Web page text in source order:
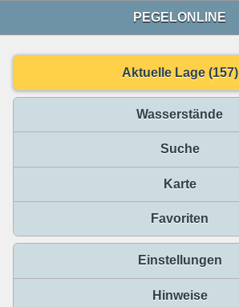
PEGELONLINE
Aktuelle Lage (157)
Wasserstände
Suche
Karte
Favoriten
Einstellungen
Hinweise